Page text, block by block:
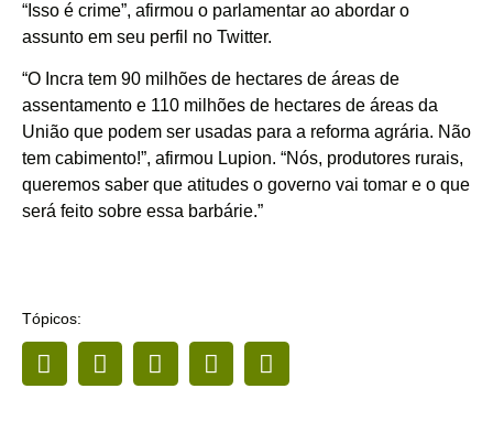
“Isso é crime”, afirmou o parlamentar ao abordar o
assunto em seu perfil no Twitter.
“O Incra tem 90 milhões de hectares de áreas de
assentamento e 110 milhões de hectares de áreas da
União que podem ser usadas para a reforma agrária. Não
tem cabimento!”, afirmou Lupion. “Nós, produtores rurais,
queremos saber que atitudes o governo vai tomar e o que
será feito sobre essa barbárie.”
Tópicos: